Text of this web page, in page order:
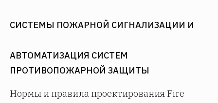
СИСТЕМЫ ПОЖАРНОЙ СИГНАЛИЗАЦИИ И
АВТОМАТИЗАЦИЯ СИСТЕМ
ПРОТИВОПОЖАРНОЙ ЗАЩИТЫ
Нормы и правила проектирования Fire